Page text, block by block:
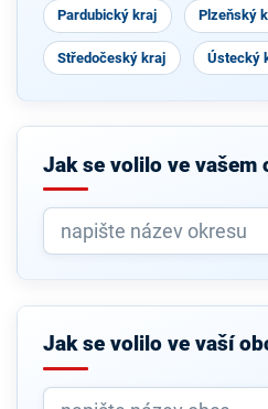
Pardubický kraj Plzeňský
Středočeský kraj Ústecký
Jak se volilo ve vašem
Jak se volilo ve vaší